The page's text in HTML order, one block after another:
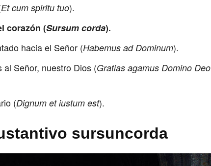
Et cum spiritu tuo).
corazón (Sursum corda).
hacia el Señor (Habemus ad Dominum).
Señor, nuestro Dios (Gratias agamus Domino Deo
(Dignum et iustum est).
sursuncorda